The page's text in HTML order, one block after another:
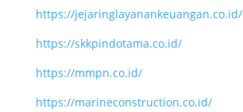
https://jejaringlayanankeuangan.co.id/
https://skkpindotama.co.id/
https://mmpn.co.id/
https://marineconstruction.co.id/